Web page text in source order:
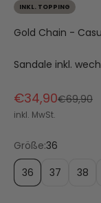
INKL. TOPPING
Gold Chain -
Sandale inkl.
Angebot
€34,90Regulärer
€69,90
inkl. MwSt.
Größe:36
36 37 38